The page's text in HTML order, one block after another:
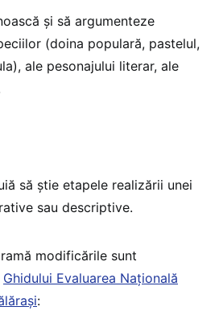
și să argumenteze
(doina populară, pastelul,
ale pesonajului literar, ale
să știe etapele realizării unei
sau descriptive.
modificările sunt
Ghidului Evaluarea Națională
: